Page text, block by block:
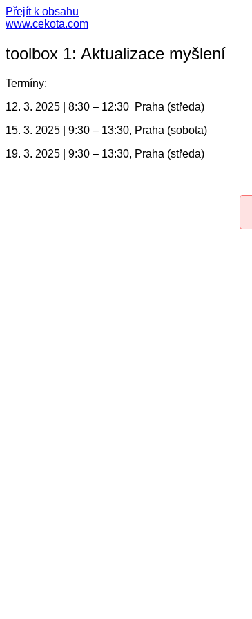
Přejít k obsahu
www.cekota.com
toolbox 1: Aktualizace myšlení
Termíny:
12. 3. 2025 | 8:30 – 12:30 Praha (středa)
15. 3. 2025 | 9:30 – 13:30, Praha (sobota)
19. 3. 2025 | 9:30 – 13:30, Praha (středa)